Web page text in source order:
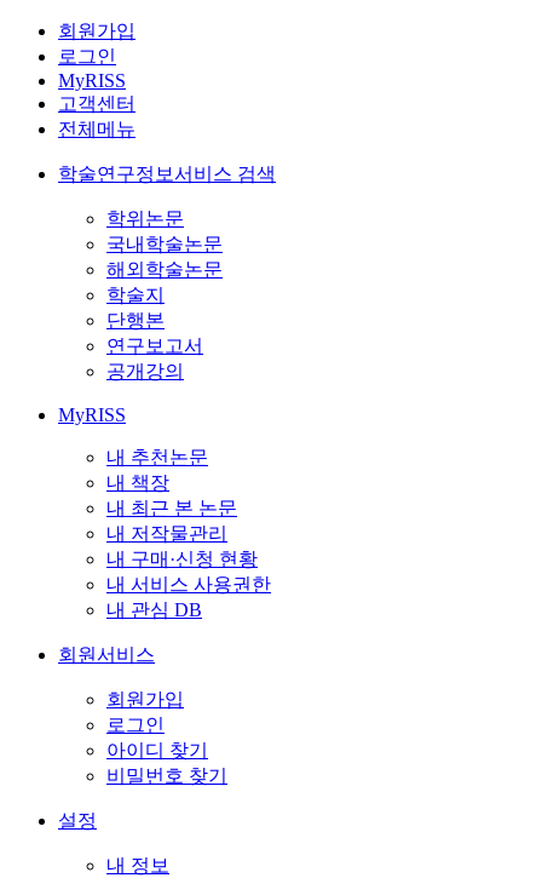
회원가입
로그인
MyRISS
고객센터
전체메뉴
학술연구정보서비스 검색
학위논문
국내학술논문
해외학술논문
학술지
단행본
연구보고서
공개강의
MyRISS
내 추천논문
내 책장
내 최근 본 논문
내 저작물관리
내 구매·신청 현황
내 서비스 사용권한
내 관심 DB
회원서비스
회원가입
로그인
아이디 찾기
비밀번호 찾기
설정
내 정보